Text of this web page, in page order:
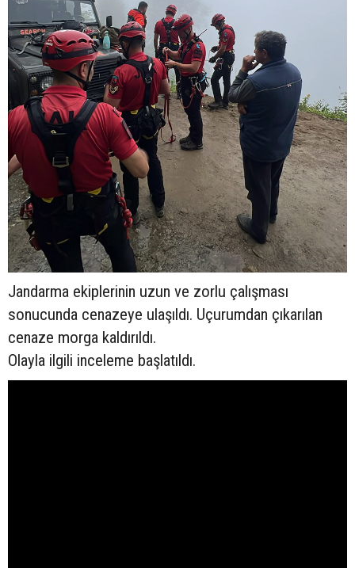
Jandarma ekiplerinin uzun ve zorlu çalışması
sonucunda cenazeye ulaşıldı. Uçurumdan çıkarılan
cenaze morga kaldırıldı.
Olayla ilgili inceleme başlatıldı.